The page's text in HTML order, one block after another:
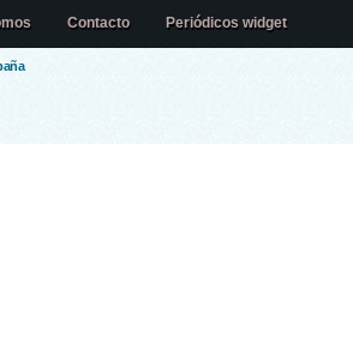
Contacto Periódicos widget